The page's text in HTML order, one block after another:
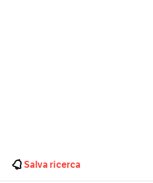
Salva ricerca